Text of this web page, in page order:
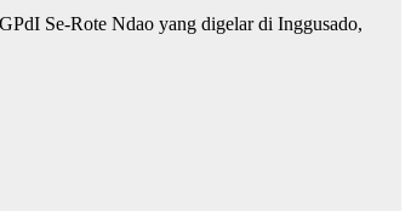
Se-Rote Ndao yang digelar di Inggusado,